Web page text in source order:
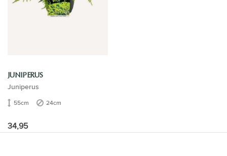
JUNIPERUS
Juniperus
55cm 24cm
34,95